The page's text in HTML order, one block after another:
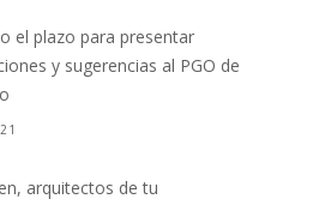
el plazo para presentar
y sugerencias al PGO de
arquitectos de tu